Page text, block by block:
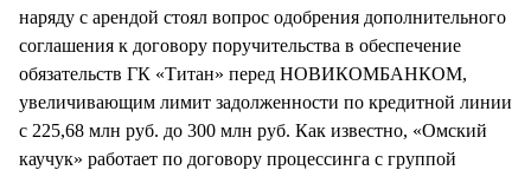
наряду с арендой стоял вопрос одобрения дополнительного
соглашения к договору поручительства в обеспечение
обязательств ГК «Титан» перед НОВИКОМБАНКОМ,
увеличивающим лимит задолженности по кредитной линии
с 225,68 млн руб. до 300 млн руб. Как известно, «Омский
каучук» работает по договору процессинга с группой